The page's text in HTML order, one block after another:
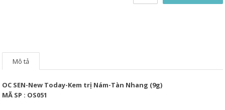
Mô tả
OC SEN-New Today-Kem trị Nám-Tàn Nhang (9g)
MÃ SP : OS051